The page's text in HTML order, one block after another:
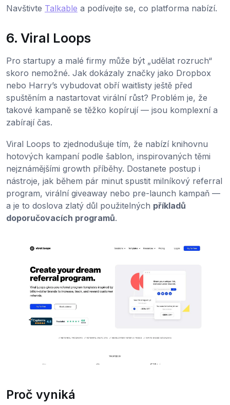
Navštivte Talkable a podívejte se, co platforma nabízí.
6. Viral Loops
Pro startupy a malé firmy může být „udělat rozruch“
skoro nemožné. Jak dokázaly značky jako Dropbox
nebo Harry’s vybudovat obří waitlisty ještě před
spuštěním a nastartovat virální růst? Problém je, že
takové kampaně se těžko kopírují — jsou komplexní a
zabírají čas.
Viral Loops to zjednodušuje tím, že nabízí knihovnu
hotových kampaní podle šablon, inspirovaných těmi
nejznámějšími growth příběhy. Dostanete postup i
nástroje, jak během pár minut spustit milníkový referral
program, virální giveaway nebo pre-launch kampaň —
a je to doslova zlatý důl použitelných příkladů
doporučovacích programů.
Proč vyniká